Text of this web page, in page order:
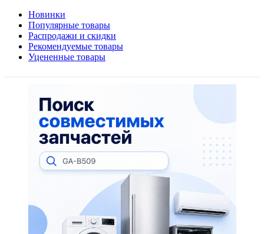
Новинки
Популярные товары
Распродажи и скидки
Рекомендуемые товары
Уцененные товары